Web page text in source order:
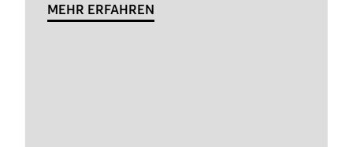
MEHR ERFAHREN